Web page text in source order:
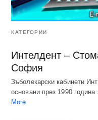
КАТЕГОРИИ
Интелдент –
София
Зъболекарски кабинети
основани през 1990
More